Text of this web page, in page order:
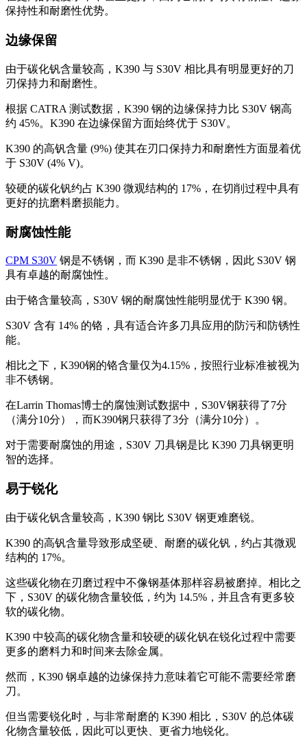
保持性和耐磨性优势。
边缘保留
由于碳化钒含量较高，K390 与 S30V 相比具有明显更好的刀
刃保持力和耐磨性。
根据 CATRA 测试数据，K390 钢的边缘保持力比 S30V 钢高
约 45%。K390 在边缘保留方面始终优于 S30V。
K390 的高钒含量 (9%) 使其在刃口保持力和耐磨性方面显着优
于 S30V (4% V)。
较硬的碳化钒约占 K390 微观结构的 17%，在切削过程中具有
更好的抗磨料磨损能力。
耐腐蚀性能
CPM S30V 钢是不锈钢，而 K390 是非不锈钢，因此 S30V 钢
具有卓越的耐腐蚀性。
由于铬含量较高，S30V 钢的耐腐蚀性能明显优于 K390 钢。
S30V 含有 14% 的铬，具有适合许多刀具应用的防污和防锈性
能。
相比之下，K390钢的铬含量仅为4.15%，按照行业标准被视为
非不锈钢。
在Larrin Thomas博士的腐蚀测试数据中，S30V钢获得了7分
（满分10分），而K390钢只获得了3分（满分10分）。
对于需要耐腐蚀的用途，S30V 刀具钢是比 K390 刀具钢更明
智的选择。
易于锐化
由于碳化钒含量较高，K390 钢比 S30V 钢更难磨锐。
K390 的高钒含量导致形成坚硬、耐磨的碳化钒，约占其微观
结构的 17%。
这些碳化物在刃磨过程中不像钢基体那样容易被磨掉。相比之
下，S30V 的碳化物含量较低，约为 14.5%，并且含有更多较
软的碳化物。
K390 中较高的碳化物含量和较硬的碳化钒在锐化过程中需要
更多的磨料力和时间来去除金属。
然而，K390 钢卓越的边缘保持力意味着它可能不需要经常磨
刀。
但当需要锐化时，与非常耐磨的 K390 相比，S30V 的总体碳
化物含量较低，因此可以更快、更省力地锐化。